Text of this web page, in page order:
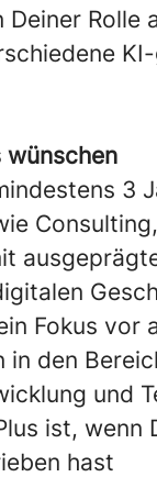
Deiner Rolle
wünschen
3
Fokus vor
in den
und
ist, wenn
hast